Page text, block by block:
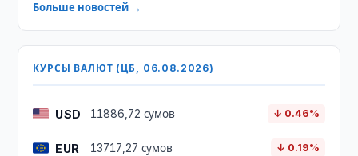
Больше новостей →
КУРСЫ ВАЛЮТ (ЦБ, 06.08.2026)
USD 11886,72 сумов ↓ 0.46%
EUR 13717,27 сумов ↓ 0.19%